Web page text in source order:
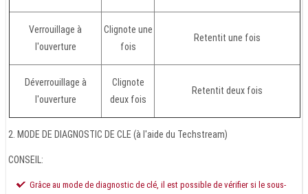
Verrouillage à
l'ouverture
Clignote une
fois
Retentit une fois
Déverrouillage à
l'ouverture
Clignote
deux fois
Retentit deux fois
2. MODE DE DIAGNOSTIC DE CLE (à l'aide du Techstream)
CONSEIL:
Grâce au mode de diagnostic de clé, il est possible de vérifier si le sous-